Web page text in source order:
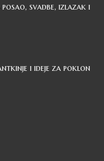
svadbe, izlazak i
i ideje za poklon